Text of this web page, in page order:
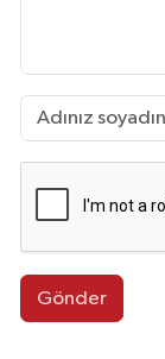
Gönder